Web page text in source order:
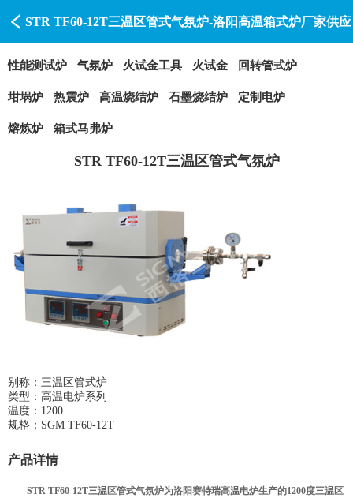
STR TF60-12T三温区管式气氛炉-洛阳高温箱式炉厂家供应
商-洛阳赛特瑞
性能测试炉 气氛炉 火试金工具 火试金 回转管式炉
坩埚炉 热震炉 高温烧结炉 石墨烧结炉 定制电炉
熔炼炉 箱式马弗炉
STR TF60-12T三温区管式气氛炉
别称：三温区管式炉
类型：高温电炉系列
温度：1200
规格：SGM TF60-12T
产品详情
STR TF60-12T三温区管式气氛炉为洛阳赛特瑞高温电炉生产的1200度三温区